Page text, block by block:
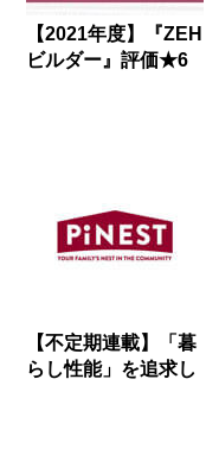
【2021年度】『ZEH
ビルダー』評価★6
【不定期連載】「暮
らし性能」を追求し